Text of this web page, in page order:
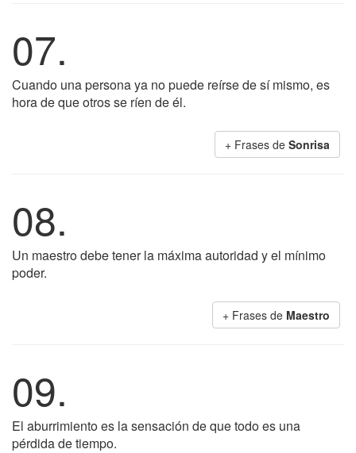
07.
Cuando una persona ya no puede reírse de sí mismo, es
hora de que otros se ríen de él.
+ Frases de Sonrisa
08.
Un maestro debe tener la máxima autoridad y el mínimo
poder.
+ Frases de Maestro
09.
El aburrimiento es la sensación de que todo es una
pérdida de tiempo.